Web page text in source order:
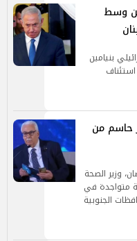
وسط
بنيامين
حاسم من
وزير الصحة
متواجدة في
الجنوبية